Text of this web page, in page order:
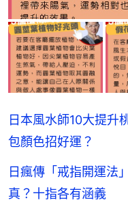
日本風水師10大提升
包顏色招好運？
日瘋傳「戒指開運
真？十指各有涵義